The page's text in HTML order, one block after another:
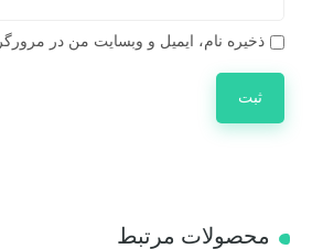
ذخیره نام، ایمیل و وبسایت من در
محصولات مرتبط